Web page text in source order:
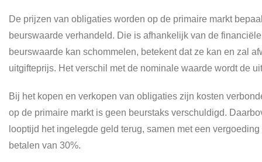
De prijzen van obligaties worden op de primaire markt
beurswaarde verhandeld. Die is afhankelijk van de
beurswaarde kan schommelen, betekent dat ze kan en zal
uitgifteprijs. Het verschil met de nominale waarde wordt de
Bij het kopen en verkopen van obligaties zijn kosten
op de primaire markt is geen beurstaks verschuldigd.
looptijd het ingelegde geld terug, samen met een
betalen van 30%.